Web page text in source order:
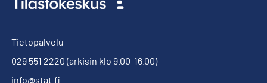
Tietopalvelu
029 551 2220 (arkisin klo 9.00-16.00)
info@stat.fi